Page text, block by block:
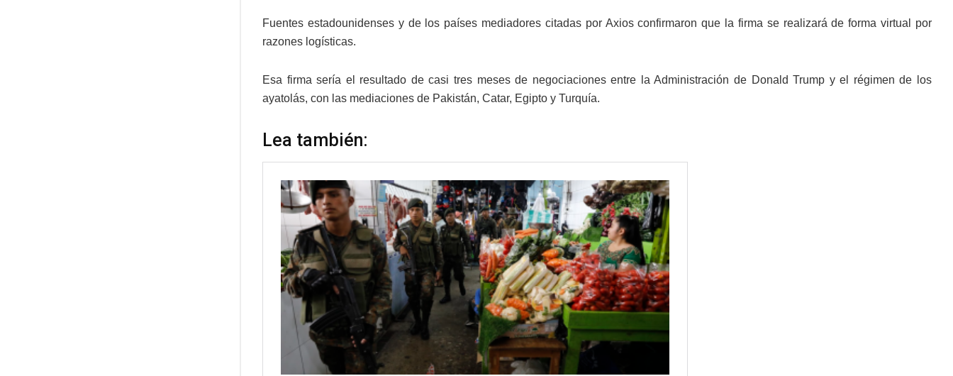
Fuentes estadounidenses y de los países mediadores citadas por Axios confirmaron que la firma se realizará de forma virtual por
razones logísticas.
Esa firma sería el resultado de casi tres meses de negociaciones entre la Administración de Donald Trump y el régimen de los
ayatolás, con las mediaciones de Pakistán, Catar, Egipto y Turquía.
Lea también: